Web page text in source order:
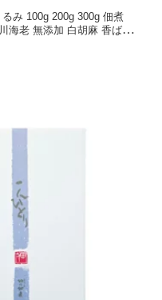
み 100g 200g 300g 佃煮
海老 無添加 白胡麻 香ばし
海鮮珍味 お取り寄せ グル
ト お節 お節料理 おせち料